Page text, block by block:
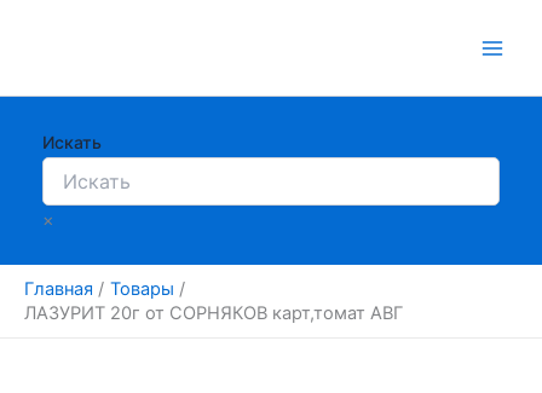
Искать
×
Главная
Товары
ЛАЗУРИТ 20г от СОРНЯКОВ карт,томат АВГ